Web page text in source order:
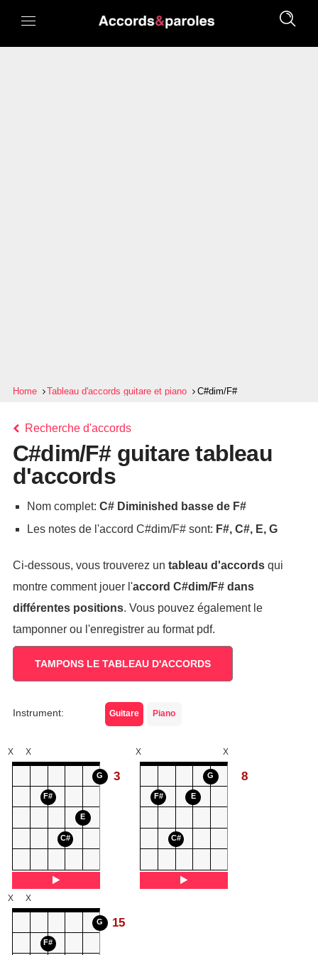
Home Tableau d'accords guitare et piano C#dim/F#
Recherche d'accords
C#dim/F# guitare tableau
d'accords
Nom complet: C# Diminished basse de F#
Les notes de l'accord C#dim/F# sont: F#, C#, E, G
Ci-dessous, vous trouverez un tableau d'accordsqui
montre comment jouer l'accord C#dim/F#dans
différentes positions. Vous pouvez également le
tamponner ou l'enregistrer au format pdf.
TAMPONS LE TABLEAU D'ACCORDS
Instrument: Guitare Piano
F#
C#
E
G
X X
3
F#
C#
E
G
X X
8
F#
G
X X
15